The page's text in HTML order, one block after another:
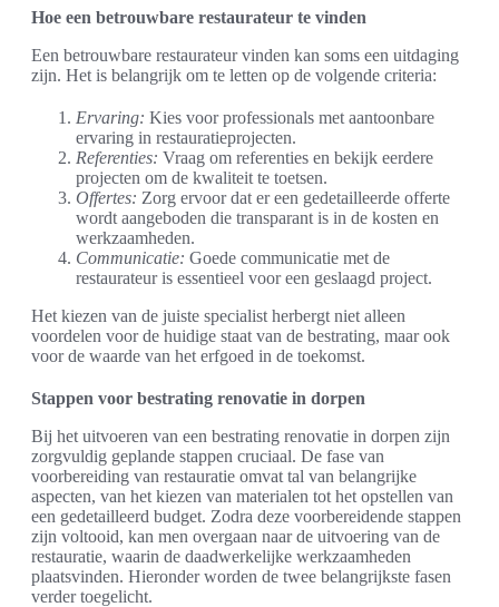
Hoe een betrouwbare restaurateur te vinden
Een betrouwbare restaurateur vinden kan soms een uitdaging
zijn. Het is belangrijk om te letten op de volgende criteria:
Ervaring: Kies voor professionals met aantoonbare
ervaring in restauratieprojecten.
Referenties: Vraag om referenties en bekijk eerdere
projecten om de kwaliteit te toetsen.
Offertes: Zorg ervoor dat er een gedetailleerde offerte
wordt aangeboden die transparant is in de kosten en
werkzaamheden.
Communicatie: Goede communicatie met de
restaurateur is essentieel voor een geslaagd project.
Het kiezen van de juiste specialist herbergt niet alleen
voordelen voor de huidige staat van de bestrating, maar ook
voor de waarde van het erfgoed in de toekomst.
Stappen voor bestrating renovatie in dorpen
Bij het uitvoeren van een bestrating renovatie in dorpen zijn
zorgvuldig geplande stappen cruciaal. De fase van
voorbereiding van restauratie omvat tal van belangrijke
aspecten, van het kiezen van materialen tot het opstellen van
een gedetailleerd budget. Zodra deze voorbereidende stappen
zijn voltooid, kan men overgaan naar de uitvoering van de
restauratie, waarin de daadwerkelijke werkzaamheden
plaatsvinden. Hieronder worden de twee belangrijkste fasen
verder toegelicht.